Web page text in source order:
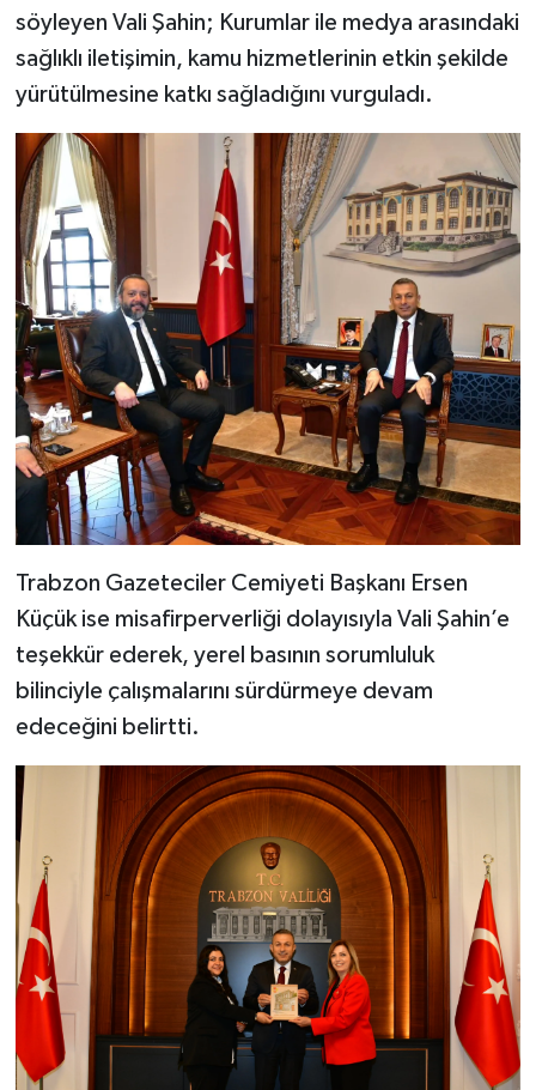
söyleyen Vali Şahin; Kurumlar ile medya arasındaki
sağlıklı iletişimin, kamu hizmetlerinin etkin şekilde
yürütülmesine katkı sağladığını vurguladı.
Trabzon Gazeteciler Cemiyeti Başkanı Ersen
Küçük ise misafirperverliği dolayısıyla Vali Şahin’e
teşekkür ederek, yerel basının sorumluluk
bilinciyle çalışmalarını sürdürmeye devam
edeceğini belirtti.